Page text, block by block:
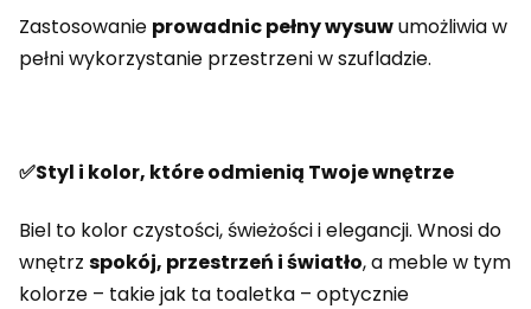
Zastosowanie prowadnic pełny wysuwumożliwia w
pełni wykorzystanie przestrzeni w szufladzie.
✅Styl i kolor, które odmienią Twoje wnętrze
Biel to kolor czystości, świeżości i elegancji. Wnosi do
wnętrz spokój, przestrzeń i światło, a meble w tym
kolorze – takie jak ta toaletka – optycznie